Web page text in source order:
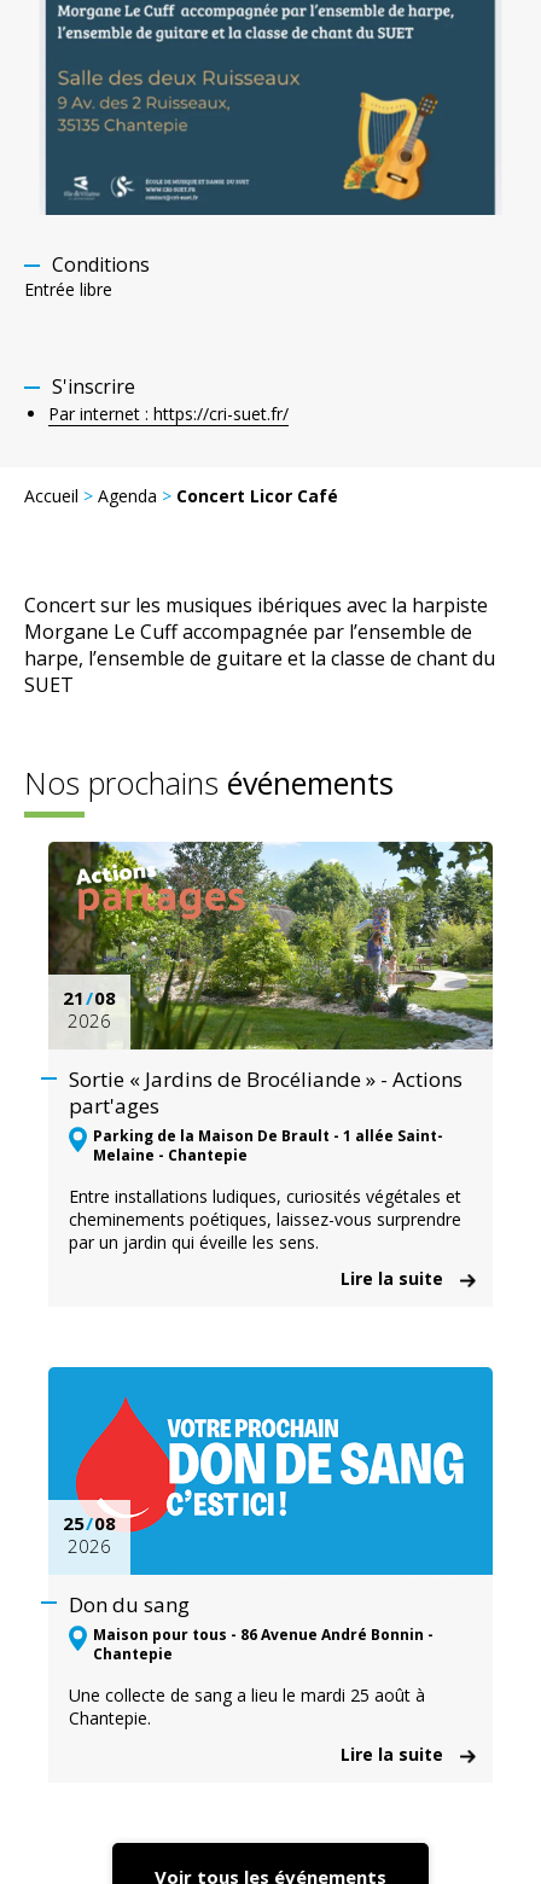
Conditions
Entrée libre
S'inscrire
Par internet : https://cri-suet.fr/
Accueil > Agenda > Concert Licor Café
Concert sur les musiques ibériques avec la harpiste
Morgane Le Cuff accompagnée par l’ensemble de
harpe, l’ensemble de guitare et la classe de chant du
SUET
Nos prochains événements
21/08
2026
Sortie « Jardins de Brocéliande » - Actions
part'ages
Parking de la Maison De Brault - 1 allée Saint-
Melaine - Chantepie
Entre installations ludiques, curiosités végétales et
cheminements poétiques, laissez-vous surprendre
par un jardin qui éveille les sens.
Lire la suite
25/08
2026
Don du sang
Maison pour tous - 86 Avenue André Bonnin -
Chantepie
Une collecte de sang a lieu le mardi 25 août à
Chantepie.
Lire la suite
Voir tous les événements